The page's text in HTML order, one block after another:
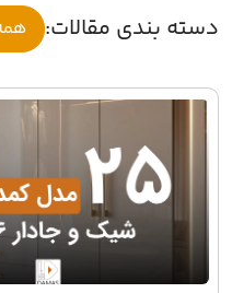
دسته بندی مقالات: